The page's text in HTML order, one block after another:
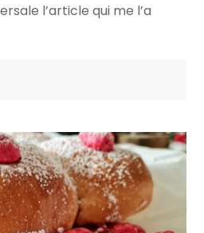
l’article qui me l’a